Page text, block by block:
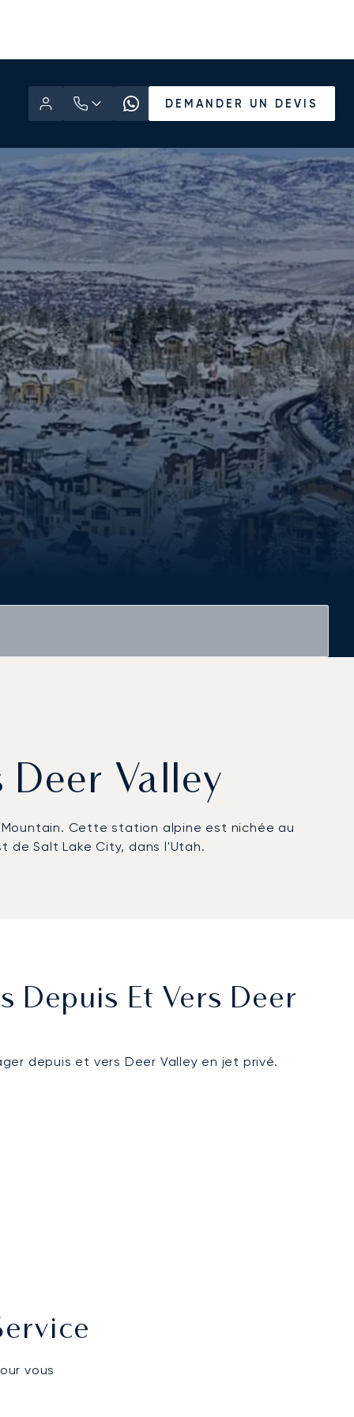
DEMANDER UN DEVIS
Deer Valley
Cette station alpine est nichée au
de Salt Lake City, dans l'Utah.
Depuis Et Vers Deer
depuis et vers Deer Valley en jet privé.
vous